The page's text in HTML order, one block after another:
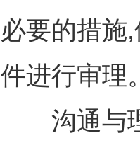
必要的措施
件进行审理。
沟通与